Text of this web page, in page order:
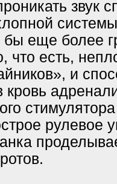
звук
бы еще более
что есть,
и
кровь
рулевое